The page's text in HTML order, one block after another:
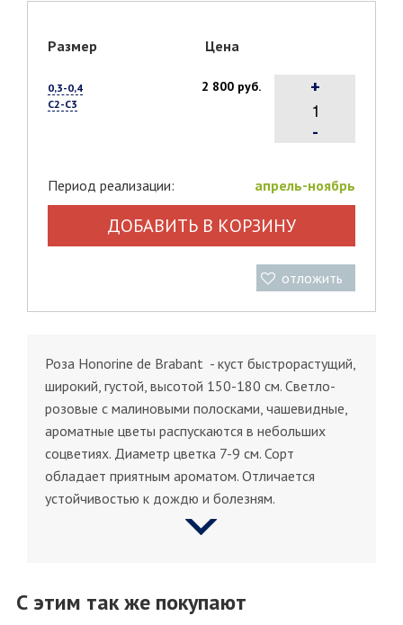
Размер Цена
0,3-0,4
С2-С3
2 800 руб.
-
+
Период реализации: апрель-ноябрь
ДОБАВИТЬ В КОРЗИНУ
отложить
Роза Honorine de Brabant - куст быстрорастущий,
широкий, густой, высотой 150-180 см. Светло-
розовые с малиновыми полосками, чашевидные,
ароматные цветы распускаются в небольших
соцветиях. Диаметр цветка 7-9 см. Сорт
обладает приятным ароматом. Отличается
устойчивостью к дождю и болезням.
С этим так же покупают